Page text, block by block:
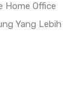
Home Office
Yang Lebih